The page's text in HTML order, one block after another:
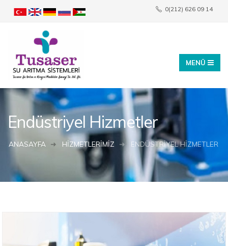
0(212) 626 09 14
Endüstriyel Hizmetler
ANASAYFA HIZMETLERIMIZ ENDÜSTRIYEL HIZMETLER